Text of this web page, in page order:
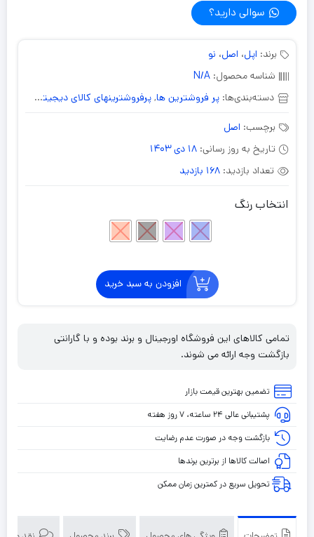
سوالی دارید؟
برند: اپل، اصل، نو
شناسه محصول: N/A
دسته‌بندی‌ها: پر فروشترین ها, پرفروشترینهای کالای دیجیتال
برچسب: اصل
تاریخ به روز رسانی: 18 دی 1403
تعداد بازدید: 168 بازدید
انتخاب رنگ
افزودن به سبد خرید
تمامی کالاهای این فروشگاه اورجینال و برند بوده و با گارانتی
بازگشت وجه ارائه می شوند.
تضمین بهترین قیمت بازار
پشتیبانی عالی ۲۴ ساعته، ۷ روز هفته
بازگشت وجه در صورت عدم رضایت
اصالت کالاها از برترین برندها
تحویل سریع در کمترین زمان ممکن